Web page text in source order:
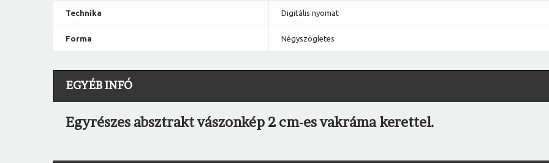
Technika Digitális nyomat
Forma Négyszögletes
EGYÉB INFÓ
Egyrészes absztrakt vászonkép 2 cm-es vakráma kerettel.